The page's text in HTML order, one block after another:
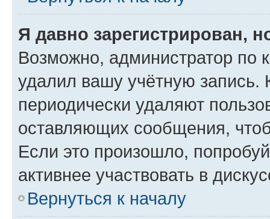
Я давно зарегистрирован,
Возможно, администратор по
удалил вашу учётную запись.
периодически удаляют
оставляющих сообщения,
Если это произошло,
активнее участвовать в
Вернуться к началу